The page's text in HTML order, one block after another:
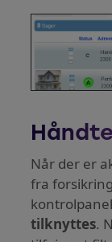
Når der er
fra
tilknyttes.